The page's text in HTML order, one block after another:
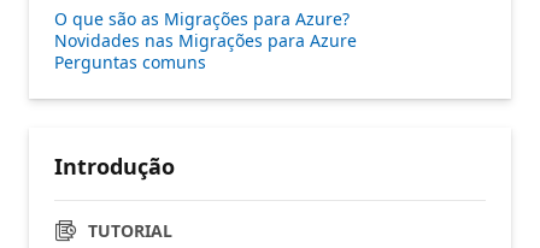
O que são as Migrações para Azure?
Novidades nas Migrações para Azure
Perguntas comuns
Introdução
TUTORIAL